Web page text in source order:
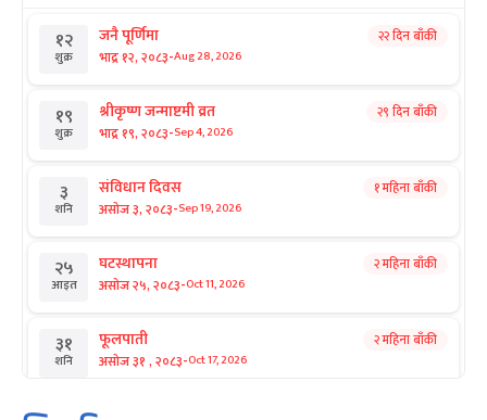
१२
शुक्र
जनै पूर्णिमा
भाद्र १२, २०८३-Aug 28, 2026
२२ दिन बाँकी
१९
शुक्र
श्रीकृष्ण जन्माष्टमी व्रत
भाद्र १९, २०८३-Sep 4, 2026
२९ दिन बाँकी
३
शनि
संविधान दिवस
असोज ३, २०८३-Sep 19, 2026
१ महिना बाँकी
२५
आइत
घटस्थापना
असोज २५, २०८३-Oct 11, 2026
२ महिना बाँकी
३१
शनि
फूलपाती
असोज ३१ , २०८३-Oct 17, 2026
२ महिना बाँकी